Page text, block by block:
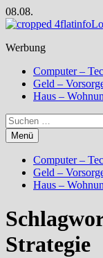
Zum
Inhalt
08.08.
Werbung
Computer –
Geld –
Haus –
Suchen
nach:
Menü
Computer –
Geld –
Haus –
Strategie